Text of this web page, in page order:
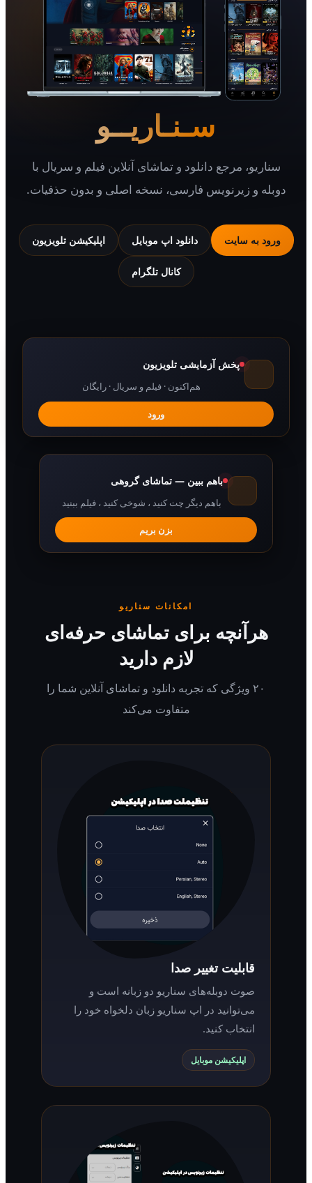
سـنـاریــو
مرجع دانلود و تماشای آنلاین فیلم و سریال با
و زیرنویس فارسی، نسخه اصلی و بدون حذفیات.
به سایت دانلود اپ موبایل اپلیکیشن تلویزیون
کانال تلگرام
پخش آزمایشی تلویزیون
هم‌اکنون · فیلم و سریال · رایگان
باهم ببین — تماشای گروهی
باهم دیگر چت کنید ، شوخی کنید ، فیلم ببنید
امکانات سناریو
برای تماشای حرفه‌ای
لازم دارید
۲۰ ویژگی که تجربه دانلود و تماشای آنلاین شما را
متفاوت می‌کند
قابلیت تغییر صدا
صوت دوبله‌های سناریو دو زبانه است و
می‌توانید در اپ سناریو زبان دلخواه خود را
انتخاب کنید.
اپلیکیشن موبایل